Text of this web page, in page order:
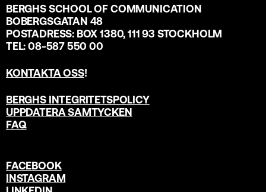
BERGHS SCHOOL OF COMMUNICATION
BOBERGSGATAN 48
POSTADRESS: BOX 1380, 111 93 STOCKHOLM
TEL: 08-587 550 00
KONTAKTA OSS!
BERGHS INTEGRITETSPOLICY
UPPDATERA SAMTYCKEN
FAQ
FACEBOOK
INSTAGRAM